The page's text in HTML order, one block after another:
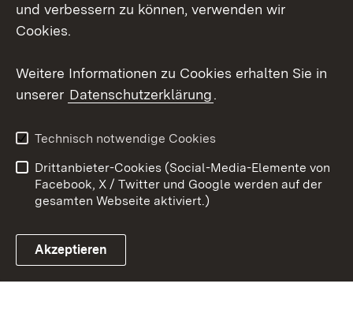
Link zum Landesportal
Barrierefreiheit
Benutzungshinweise
Impressum
Cookies
und verbessern zu können, verwenden wir
Cookies.
Weitere Informationen zu Cookies erhalten Sie in
unserer Datenschutzerklärung.
Technisch notwendige Cookies
Drittanbieter-Cookies (Social-Media-Elemente von
Facebook, X / Twitter und Google werden auf der
gesamten Webseite aktiviert.)
Akzeptieren